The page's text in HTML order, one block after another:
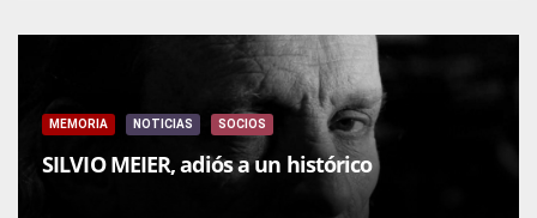
MEMORIA NOTICIAS SOCIOS
SILVIO MEIER, adiós a un histórico